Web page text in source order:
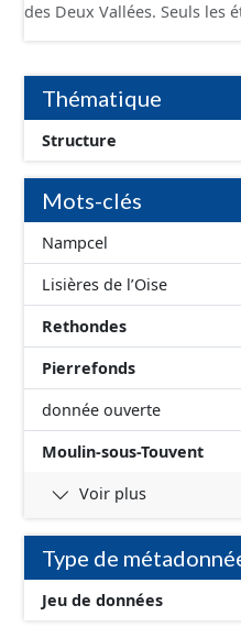
des Deux Vallées. Seuls les établissements situés à
conformément aux
Économiques. Ce lot ne
terrains à vocation
delà des prescriptions du
Thématique
Structure
Mots-clés
Nampcel
Lisières de l’Oise
Rethondes
Pierrefonds
donnée ouverte
Moulin-sous-Touvent
Voir plus
Type de
Jeu de données